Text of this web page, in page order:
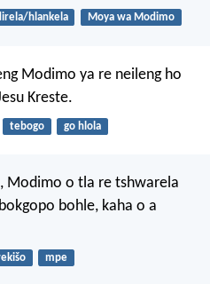
hlankela
Moya wa Modimo
Modimo ya re neileng ho
Kreste.
tebogo go hlola
Modimo o tla re tshwarela
bohle, kaha o a
mpe